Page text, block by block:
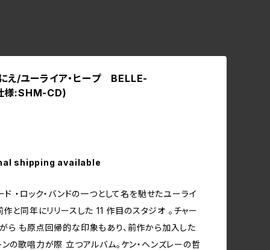
え/ユーライア‧ヒープ BELLE-
:SHM-CD)
shipping available
‧ロック‧バンドの⼀つとして名を馳せたユーライ
作と同年にリリースした 11 作⽬のスタジオ 。チャー
ら も原点回帰的な印象もあり、前作から加⼊した
ンの歌唱⼒が際 ⽴つアルバム。ケン‧ヘンズレーの哲